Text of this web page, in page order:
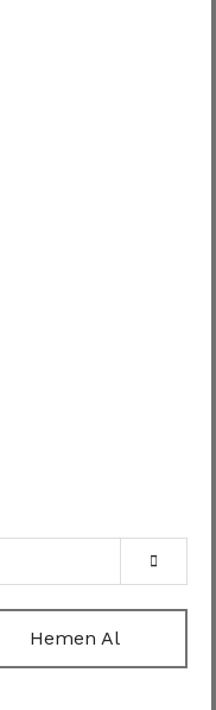
Hemen Al